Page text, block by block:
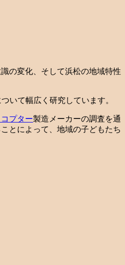
の変化、そして浜松の地域特性
いて幅広く研究しています。
プター製造メーカーの調査を通
とによって、地域の子どもたち